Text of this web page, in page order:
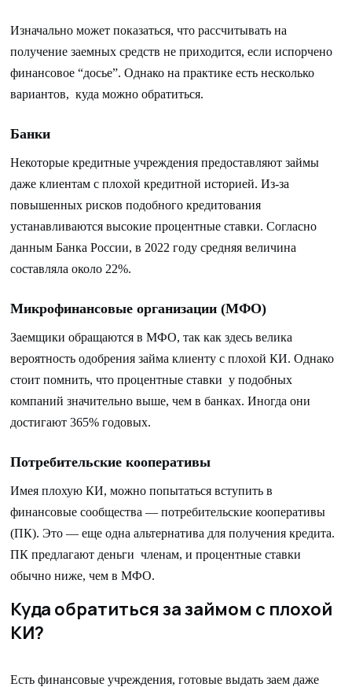
Изначально может показаться, что рассчитывать на
получение заемных средств не приходится, если испорчено
финансовое “досье”. Однако на практике есть несколько
вариантов, куда можно обратиться.
Банки
Некоторые кредитные учреждения предоставляют займы
даже клиентам с плохой кредитной историей. Из-за
повышенных рисков подобного кредитования
устанавливаются высокие процентные ставки. Согласно
данным Банка России, в 2022 году средняя величина
составляла около 22%.
Микрофинансовые организации (МФО)
Заемщики обращаются в МФО, так как здесь велика
вероятность одобрения займа клиенту с плохой КИ. Однако
стоит помнить, что процентные ставки у подобных
компаний значительно выше, чем в банках. Иногда они
достигают 365% годовых.
Потребительские кооперативы
Имея плохую КИ, можно попытаться вступить в
финансовые сообщества — потребительские кооперативы
(ПК). Это — еще одна альтернатива для получения кредита.
ПК предлагают деньги членам, и процентные ставки
обычно ниже, чем в МФО.
Куда обратиться за займом с плохой
КИ?
Есть финансовые учреждения, готовые выдать заем даже